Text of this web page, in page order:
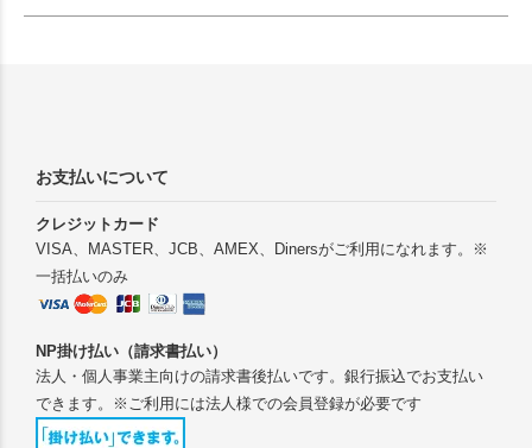
お支払いについて
クレジットカード
VISA、MASTER、JCB、AMEX、Dinersがご利用になれます。※
一括払いのみ
NP掛け払い（請求書払い）
法人・個人事業主向けの請求書後払いです。銀行振込でお支払い
できます。※ご利用には法人様での会員登録が必要です